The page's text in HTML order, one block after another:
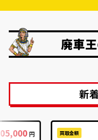
廃車
新
円 買取金額